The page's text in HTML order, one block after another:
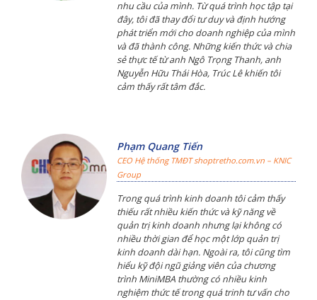
và đã thành công. Những kiến thức và chia
sẻ thực tế từ anh Ngô Trọng Thanh, anh
Nguyễn Hữu Thái Hòa, Trúc Lê khiến tôi
cảm thấy rất tâm đắc.
Trong quá trình kinh doanh tôi cảm thấy
thiếu rất nhiều kiến thức và kỹ năng về
quản trị kinh doanh nhưng lại không có
nhiều thời gian để học một lớp quản trị
kinh doanh dài hạn. Ngoài ra, tôi cũng tìm
hiểu kỹ đội ngũ giảng viên của chương
trình MiniMBA thường có nhiều kinh
nghiệm thức tế trong quá trinh tư vấn cho
các doanh nghiệp. Do đó, tôi đã lựa chọn
chương trình MiniMBA có thời gian trong 3
-4 tháng để học.